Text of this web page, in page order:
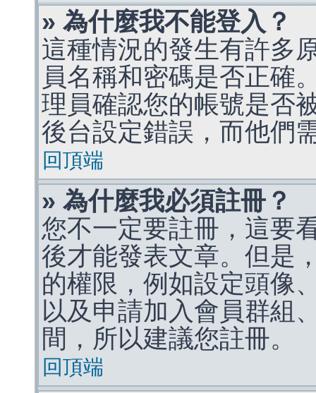
» 為什麼我不能登入？
這種情況的發生有許多
員名稱和密碼是否正確
理員確認您的帳號是否
後台設定錯誤，而他們
回頂端
» 為什麼我必須註冊？
您不一定要註冊，這要
後才能發表文章。但是
的權限，例如設定頭像
以及申請加入會員群組
間，所以建議您註冊。
回頂端